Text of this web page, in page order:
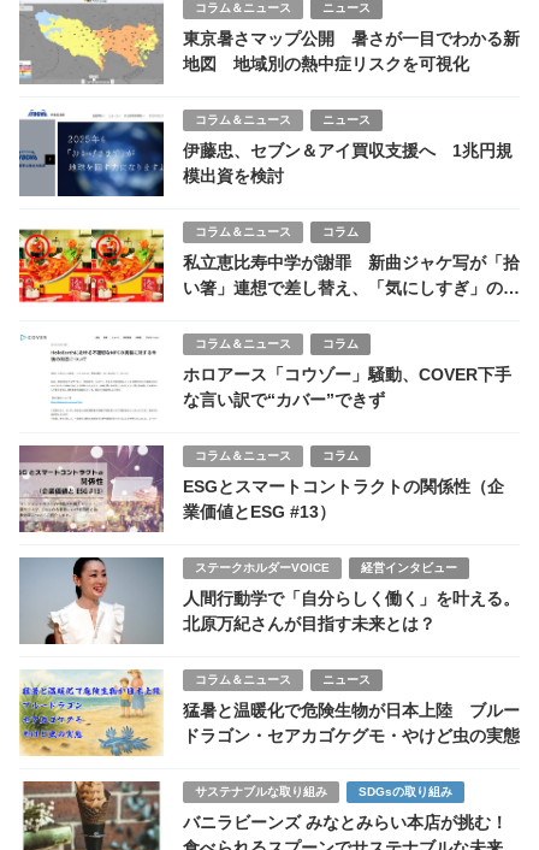
コラム＆ニュース ニュース
東京暑さマップ公開 暑さが一目でわかる新
地図 地域別の熱中症リスクを可視化
コラム＆ニュース ニュース
伊藤忠、セブン＆アイ買収支援へ 1兆円規
模出資を検討
コラム＆ニュース コラム
私立恵比寿中学が謝罪 新曲ジャケ写が「拾
い箸」連想で差し替え、「気にしすぎ」の声
コラム＆ニュース コラム
ホロアース「コウゾー」騒動、COVER下手
な言い訳で“カバー”できず
コラム＆ニュース コラム
ESGとスマートコントラクトの関係性（企
業価値とESG #13）
ステークホルダーVOICE 経営インタビュー
人間行動学で「自分らしく働く」を叶える。
北原万紀さんが目指す未来とは？
コラム＆ニュース ニュース
猛暑と温暖化で危険生物が日本上陸 ブルー
ドラゴン・セアカゴケグモ・やけど虫の実態
サステナブルな取り組み SDGsの取り組み
バニラビーンズ みなとみらい本店が挑む！